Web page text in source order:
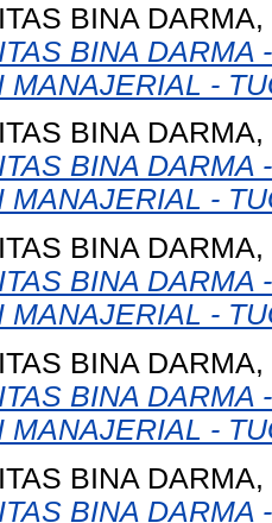
BINA
BINA DARMA
MANAJERIAL -
BINA
BINA DARMA
MANAJERIAL -
BINA
BINA DARMA
MANAJERIAL -
BINA
BINA DARMA
MANAJERIAL -
BINA
BINA DARMA